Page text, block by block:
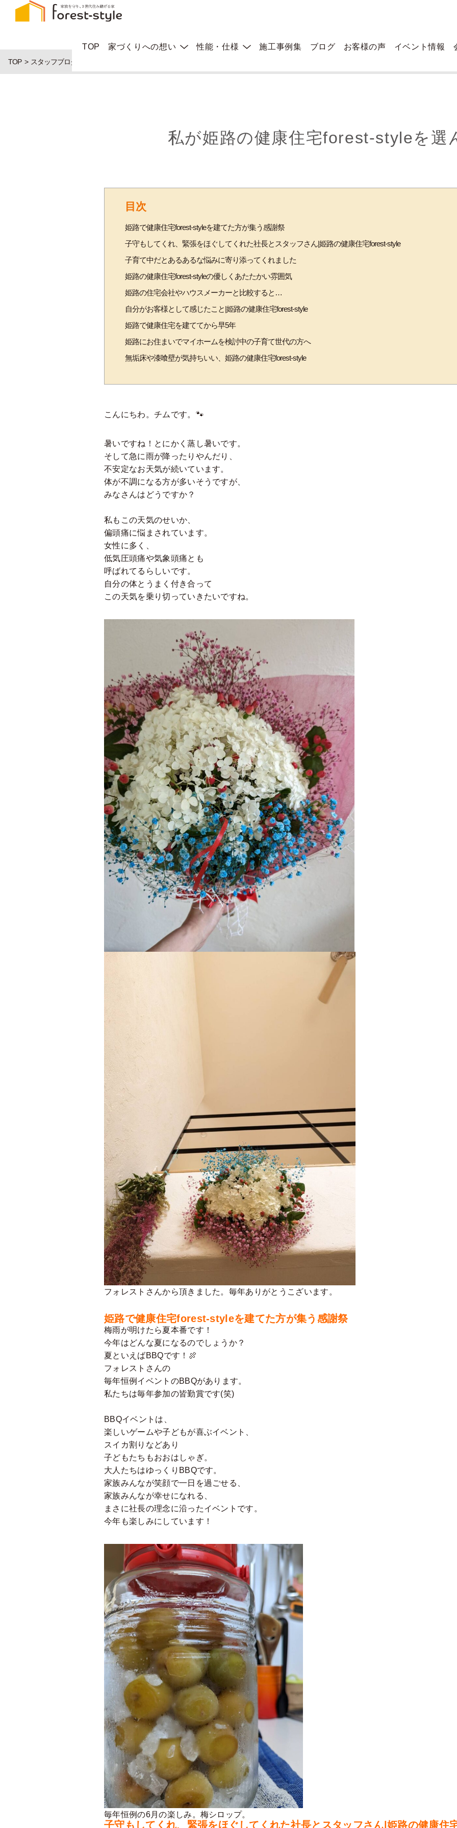
TOP 家づくりへの想い 性能・仕様 施工事例集 ブログ お客様の声 イベント情報
TOP スタッフブログ
私が姫路の健康住宅forest-styleを選
目次
姫路で健康住宅forest-styleを建てた方が集う感謝祭
子守もしてくれ、緊張をほぐしてくれた社長とスタッフさん|姫路の健康住宅forest-style
子育て中だとあるあるな悩みに寄り添ってくれました
姫路の健康住宅forest-styleの優しくあたたかい雰囲気
姫路の住宅会社やハウスメーカーと比較すると…
自分がお客様として感じたこと|姫路の健康住宅forest-style
姫路で健康住宅を建ててから早5年
姫路にお住まいでマイホームを検討中の子育て世代の方へ
無垢床や漆喰壁が気持ちいい、姫路の健康住宅forest-style
こんにちわ。チムです。🐾
暑いですね！とにかく蒸し暑いです。
そして急に雨が降ったりやんだり、
不安定なお天気が続いています。
体が不調になる方が多いそうですが、
みなさんはどうですか？
私もこの天気のせいか、
偏頭痛に悩まされています。
女性に多く、
低気圧頭痛や気象頭痛とも
呼ばれてるらしいです。
自分の体とうまく付き合って
この天気を乗り切っていきたいですね。
フォレストさんから頂きました。毎年ありがとうこざいます。
姫路で健康住宅forest-styleを建てた方が集う感謝祭
梅雨が明けたら夏本番です！
今年はどんな夏になるのでしょうか？
夏といえばBBQです！🍖
フォレストさんの
毎年恒例イベントのBBQがあります。
私たちは毎年参加の皆勤賞です(笑)
BBQイベントは、
楽しいゲームや子どもが喜ぶイベント、
スイカ割りなどあり
子どもたちもおおはしゃぎ。
大人たちはゆっくりBBQです。
家族みんなが笑顔で一日を過ごせる、
家族みんなが幸せになれる、
まさに社長の理念に沿ったイベントです。
今年も楽しみにしています！
毎年恒例の6月の楽しみ。梅シロップ。
子守もしてくれ、緊張をほぐしてくれた社長とスタッフさん|姫路の健康